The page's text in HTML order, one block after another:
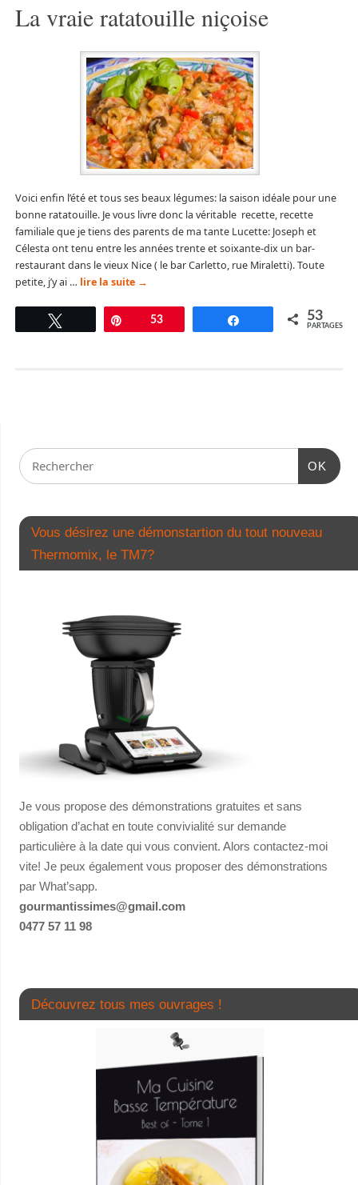
La vraie ratatouille niçoise
Voici enfin l’été et tous ses beaux légumes: la saison idéale pour une
bonne ratatouille. Je vous livre donc la véritable recette, recette
familiale que je tiens des parents de ma tante Lucette: Joseph et
Célesta ont tenu entre les années trente et soixante-dix un bar-
restaurant dans le vieux Nice ( le bar Carletto, rue Miraletti). Toute
petite, j’y ai … lire la suite →
Tweetez Épingle
53 Partagez 53
PARTAGES
OK
Vous désirez une démonstartion du tout nouveau
Thermomix, le TM7?
Je vous propose des démonstrations gratuites et sans
obligation d’achat en toute convivialité sur demande
particulière à la date qui vous convient. Alors contactez-moi
vite! Je peux également vous proposer des démonstrations
par What’sapp.
gourmantissimes@gmail.com
0477 57 11 98
Découvrez tous mes ouvrages !